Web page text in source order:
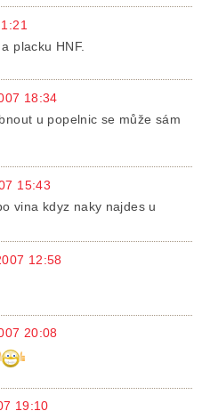
placku HNF.
18:34
u popelnic se může sám
15:43
vina kdyz naky najdes u
12:58
20:08
19:10